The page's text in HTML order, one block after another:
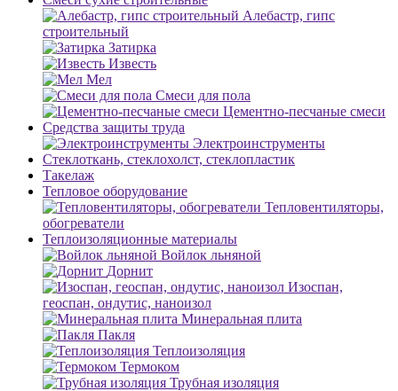
Алебастр, гипс
строительный
Затирка
Известь
Мел
Смеси для пола
Цементно-песчаные смеси
Средства защиты труда
Электроинструменты
Стеклоткань, стеклохолст, стеклопластик
Такелаж
Тепловое оборудование
Тепловентиляторы,
обогреватели
Теплоизоляционные материалы
Войлок льняной
Дорнит
Изоспан,
геоспан, ондутис, наноизол
Минеральная плита
Пакля
Теплоизоляция
Термоком
Трубная изоляция